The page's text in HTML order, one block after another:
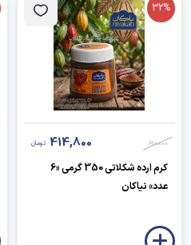
32%
610,000
414,800 تومان
کرم ارده شکلاتی 350 گرمی «6
عدد» نیاکان